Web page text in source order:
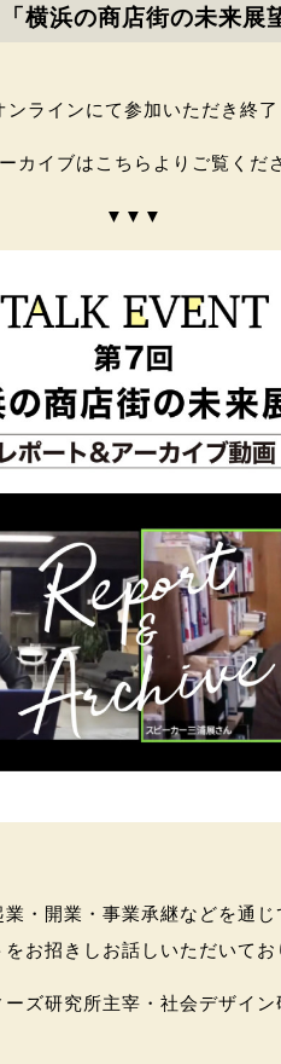
浜の商店街の未来展
ラインにて参加いただき終了
カイブはこちらよりご覧くだ
▼▼▼
・開業・事業承継などを通
お招きしお話しいただいてお
ズ研究所主宰・社会デザイ